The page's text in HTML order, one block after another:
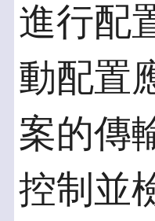
進行配
動配置
案的傳
控制並